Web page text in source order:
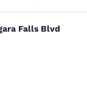
Falls
Falls Blvd